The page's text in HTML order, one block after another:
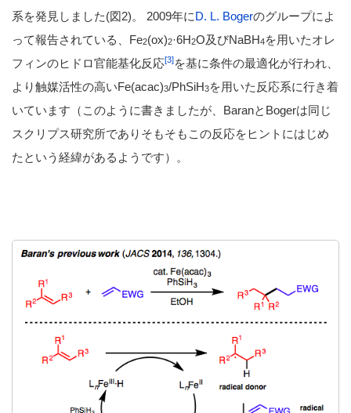
系を発見しました(図2)。 2009年にD. L. Bogerのグループによ
って報告されている、Fe2(ox)2·6H2O及びNaBH4を用いたオレ
フィンのヒドロ官能基化反応[3]を基に条件の最適化が行われ、
より触媒活性の高いFe(acac)3/PhSiH3を用いた反応系に行き着
いています（このように書きましたが、BaranとBogerは同じ
スクリプス研究所でありそもそもこの反応をヒントにはじめ
たという経緯があるようです）。